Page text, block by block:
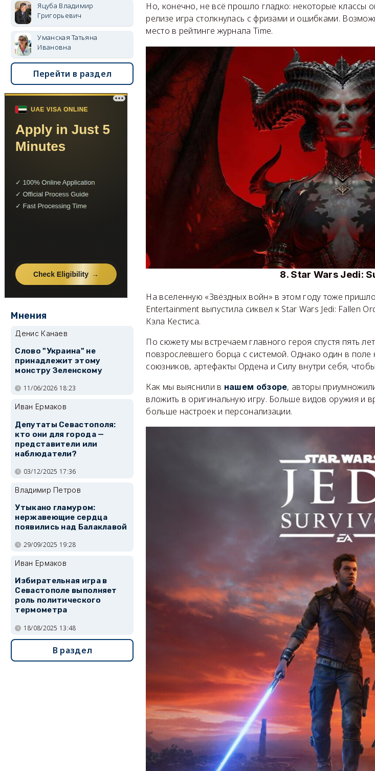
Но, конечно, не всё прошло гладко: некоторые классы
релизе игра столкнулась с фризами и ошибками.
место в рейтинге журнала Time.
8. Star Wars Jedi:
На вселенную «Звёздных войн» в этом году тоже
Entertainment выпустила сиквел к Star Wars Jedi: Fallen
Кэла Кестиса.
По сюжету мы встречаем главного героя спустя пять
повзрослевшего борца с системой. Однако один в поле
союзников, артефакты Ордена и Силу внутри себя,
Как мы выяснили в нашем обзоре, авторы
вложить в оригинальную игру. Больше видов оружия и
больше настроек и персонализации.
Яцуба Владимир
Григорьевич
Уманская Татьяна
Ивановна
Перейти в раздел
Мнения
Денис Канаев
Слово "Украина" не
принадлежит этому
монстру Зеленскому
11/06/2026 18:23
Иван Ермаков
Депутаты Севастополя:
кто они для города —
представители или
наблюдатели?
03/12/2025 17:36
Владимир Петров
Утыкано гламуром:
нержавеющие сердца
появились над Балаклавой
29/09/2025 19:28
Иван Ермаков
Избирательная игра в
Севастополе выполняет
роль политического
термометра
18/08/2025 13:48
В раздел